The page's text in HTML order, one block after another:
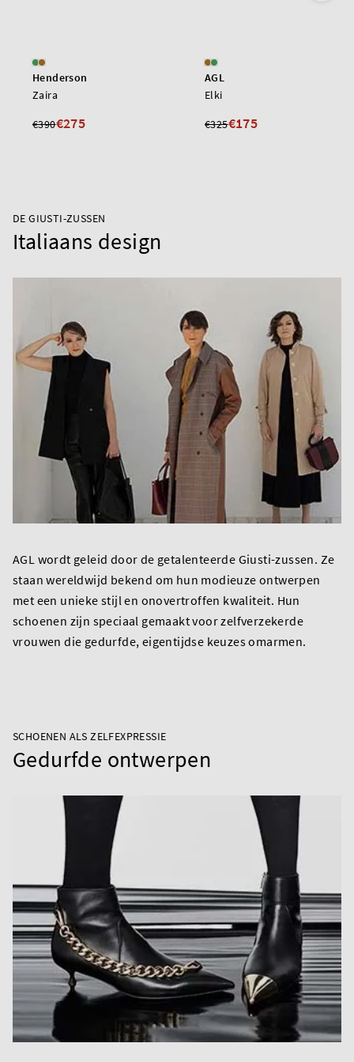
Henderson
Zaira
€390€275
AGL
Elki
€325€175
DE GIUSTI-ZUSSEN
Italiaans design
AGL wordt geleid door de getalenteerde Giusti-zussen. Ze
staan wereldwijd bekend om hun modieuze ontwerpen
met een unieke stijl en onovertroffen kwaliteit. Hun
schoenen zijn speciaal gemaakt voor zelfverzekerde
vrouwen die gedurfde, eigentijdse keuzes omarmen.
SCHOENEN ALS ZELFEXPRESSIE
Gedurfde ontwerpen